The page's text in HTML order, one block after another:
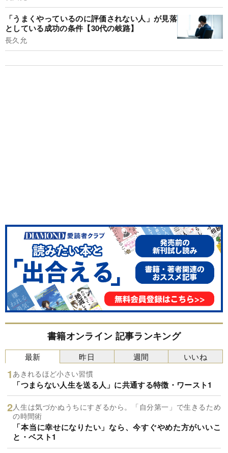
「うまくやっているのに評価されない人」が見落
としている成功の条件【30代の岐路】
長久允
書籍オンライン 記事ランキング
最新
あきれるほど小さい習慣
「つまらない人生を送る人」に共通する特徴・ワースト1
人生は気づかぬうちにすぎるから。「自分第一」で生きるため
の時間術
「本当に幸せになりたい」なら、今すぐやめた方がいいこ
と・ベスト1
昨日 週間 いいね